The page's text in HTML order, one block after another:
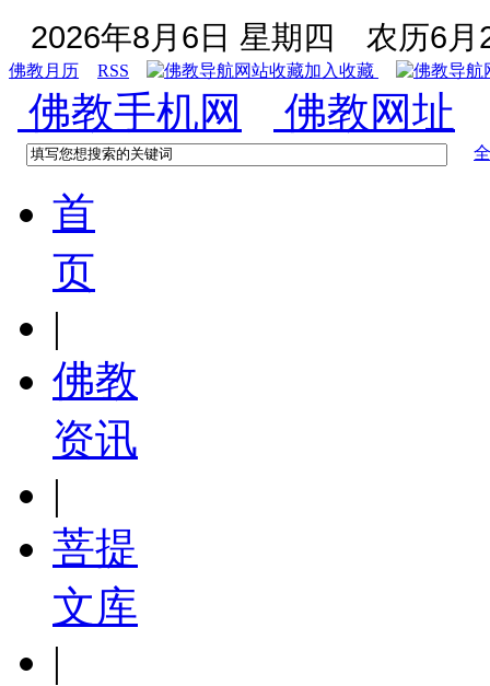
2026年8月6日 星期四 农历6月
佛教月历 RSS 加入收藏
佛教手机网 佛教网址
首
页
|
佛教
资讯
|
菩提
文库
|